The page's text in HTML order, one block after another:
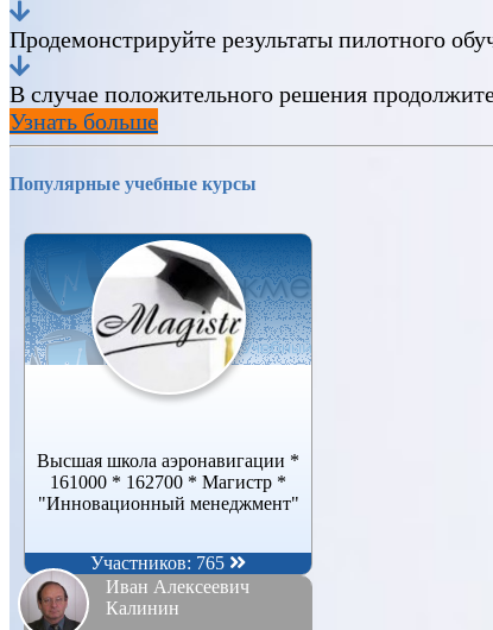
Продемонстрируйте результаты пилотного
В случае положительного решения
Узнать больше
Популярные учебные курсы
Высшая школа аэронавигации *
161000 * 162700 * Магистр *
"Инновационный менеджмент"
Участников: 765
Иван Алексеевич
Калинин